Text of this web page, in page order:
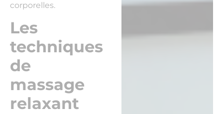
corporelles.
Les
techniques
de
massage
relaxant